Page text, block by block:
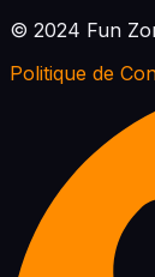
© 2024 Fun
Politique de